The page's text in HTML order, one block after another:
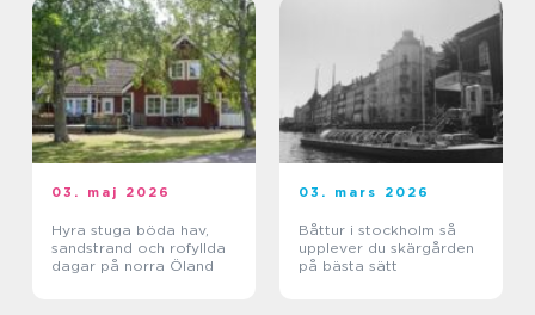
03. maj 2026
Hyra stuga böda hav,
sandstrand och rofyllda
dagar på norra Öland
03. mars 2026
Båttur i stockholm så
upplever du skärgården
på bästa sätt